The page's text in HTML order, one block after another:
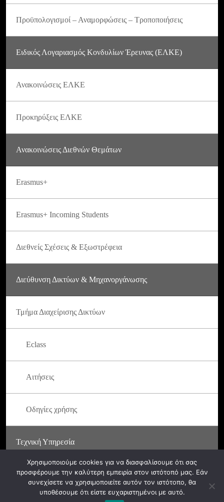
Προϋπολογισμοί – Αναμορφώσεις – Τροποποιήσεις
Ειδικός Λογαριασμός Κονδυλίων Έρευνας (ΕΛΚΕ)
Ανακοινώσεις ΕΛΚΕ
Προκηρύξεις ΕΛΚΕ
Ανακοινώσεις Διεθνών Θεμάτων
Erasmus+
Erasmus+ Incoming Students
Διεθνείς Σχέσεις & Εξωστρέφεια
Διεύθυνση Δικτύων & Μηχανοργάνωσης
Τμήμα Διαχείρισης Δικτύων
Eclass
Αιτήσεις
Οδηγίες χρήσης
Τεχνική Υπηρεσία
Χρησιμοποιούμε cookies για να διασφαλίσουμε ότι σας
προσφέρουμε την καλύτερη εμπειρία στον ιστότοπό μας. Εάν
συνεχίσετε να χρησιμοποιείτε αυτόν τον ιστότοπο, θα
υποθέσουμε ότι είστε ευχαριστημένοι με αυτό.